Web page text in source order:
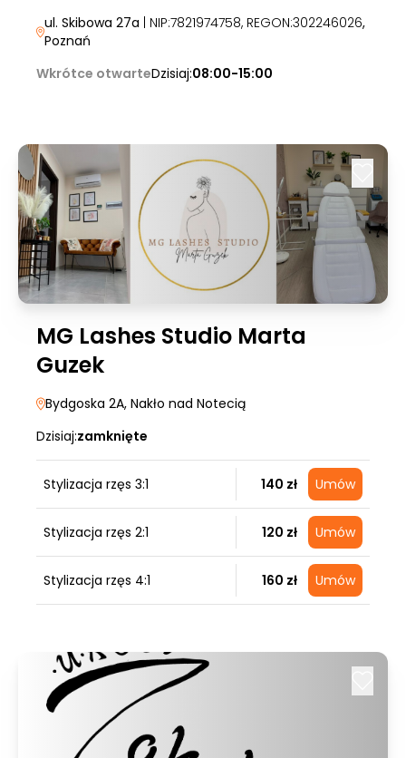
ul. Skibowa 27a | NIP:7821974758, REGON:302246026,
Poznań
Wkrótce otwarteDzisiaj:08:00-15:00
MG Lashes Studio Marta
Guzek
Bydgoska 2A, Nakło nad Notecią
Dzisiaj:zamknięte
Stylizacja rzęs 3:1 140 zł Umów
Stylizacja rzęs 2:1 120 zł Umów
Stylizacja rzęs 4:1 160 zł Umów